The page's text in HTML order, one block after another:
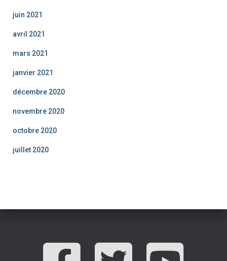
juin 2021
avril 2021
mars 2021
janvier 2021
décembre 2020
novembre 2020
octobre 2020
juillet 2020